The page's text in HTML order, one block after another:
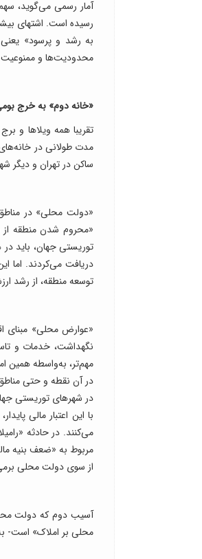
رسیده است. اشتهای
به رشد و پرسود»
محدودیت‌‌ها و ممنوعیت
«خانه‌‌ دوم» به خرج
تقریبا همه ویلاها و
مدت طولانی در
ساکن در تهران و دیگر
«دولت محلی» در
«محروم شدن منطقه از
توریستی جهان، باید
دریافت می‌کردند. اما
توسعه منطقه، از رشد
«عوارض محلی» مبنای
نگهداشت، خدمات و
مهم‌تر، به‌واسطه همین
در آن نقطه و حتی مناطق
با این اعتبار مالی
می‌کنند. در حادثه
مربوط به «ضعف بنیه
از سوی دولت محلی
آسیب دوم که دولت
محلی بر املاک» است-